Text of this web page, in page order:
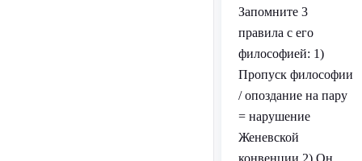
Запомните 3
правила с его
философией: 1)
Пропуск философии
/ опоздание на пару
= нарушение
Женевской